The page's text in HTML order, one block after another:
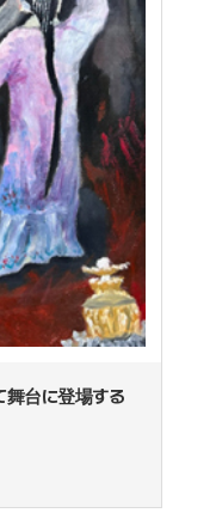
舞台に登場する